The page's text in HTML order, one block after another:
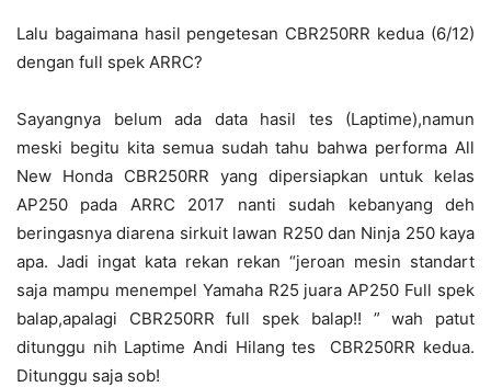
Lalu bagaimana hasil pengetesan CBR250RR kedua (6/12)
dengan full spek ARRC?
Sayangnya belum ada data hasil tes (Laptime),namun
meski begitu kita semua sudah tahu bahwa performa All
New Honda CBR250RR yang dipersiapkan untuk kelas
AP250 pada ARRC 2017 nanti sudah kebanyang deh
beringasnya diarena sirkuit lawan R250 dan Ninja 250 kaya
apa. Jadi ingat kata rekan rekan “jeroan mesin standart
saja mampu menempel Yamaha R25 juara AP250 Full spek
balap,apalagi CBR250RR full spek balap!! ” wah patut
ditunggu nih Laptime Andi Hilang tes CBR250RR kedua.
Ditunggu saja sob!